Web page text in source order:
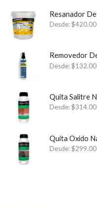
Desde:$420.00
Desde:$132.00
Desde:$314.00
Desde:$299.00